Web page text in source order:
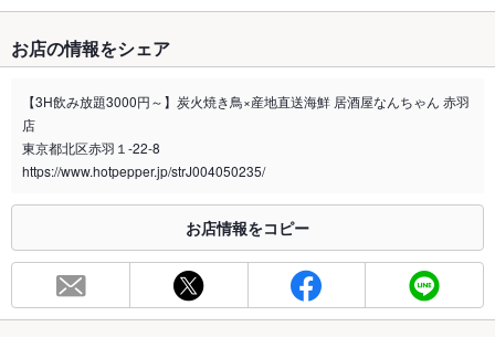
禁煙・喫煙 全席喫煙可
喫煙専用室 なし
※2020年4月1日～受動喫煙対策に関する法律が施行されています。正しい情報はお店へお問い
合わせください。
お席
総席数 30席
最大宴会収
容人数
お店の情報をシェア
【3H飲み放題3000円～】炭火焼き鳥×産地直送海鮮 居酒屋なんちゃん 赤羽
店
東京都北区赤羽１-22-8
https://www.hotpepper.jp/strJ004050235/
お店情報をコピー